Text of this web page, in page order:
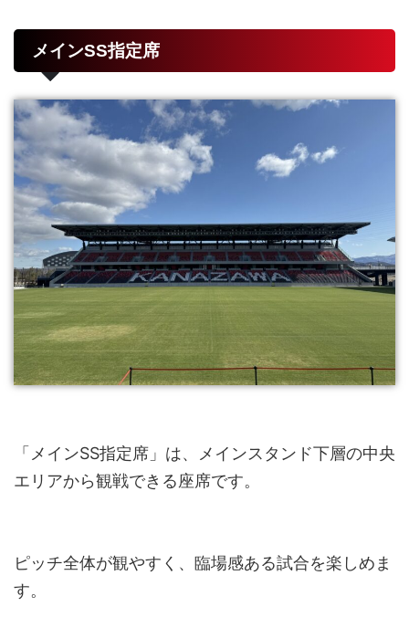
メインSS指定席
「メインSS指定席」は、メインスタンド下層の中央
エリアから観戦できる座席です。
ピッチ全体が観やすく、臨場感ある試合を楽しめま
す。